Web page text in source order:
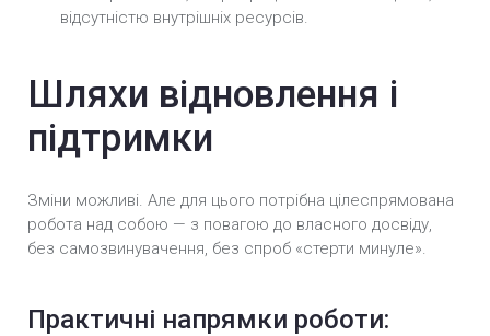
відсутністю внутрішніх ресурсів.
Шляхи відновлення і
підтримки
Зміни можливі. Але для цього потрібна цілеспрямована
робота над собою — з повагою до власного досвіду,
без самозвинувачення, без спроб «стерти минуле».
Практичні напрямки роботи: